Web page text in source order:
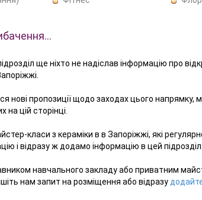
ще ніхто не надіслав інформацію про
нові пропозиції щодо заходах цього напрямку,
на цій сторінці.
класи з кераміки в в Запоріжжі, які
і відразу ж додамо інформацію в цей підрозділ.
навчального закладу або приватним
нам запит на розміщення або відразу